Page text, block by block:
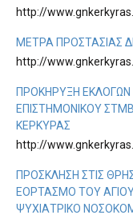
http://
ΜΕΤΡΑ ΠΡΟΣΤΑΣΙΑΣ
http://
ΠΡΟΚΉΡΥΞΗ
ΕΠΙΣΤΗΜΟΝΙΚΟΎ
ΚΈΡΚΥΡΑΣ
http://
ΠΡΌΣΚΛΗΣΗ ΣΤΙΣ
ΕΟΡΤΑΣΜΌ ΤΟΥ
ΨΥΧΙΑΤΡΙΚΌ